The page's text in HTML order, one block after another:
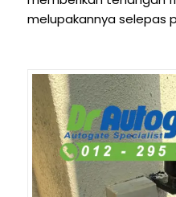
melupakannya selepas